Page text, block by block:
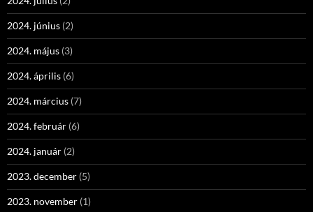
2024. június (2)
2024. május (3)
2024. április (6)
2024. március (7)
2024. február (6)
2024. január (2)
2023. december (5)
2023. november (1)